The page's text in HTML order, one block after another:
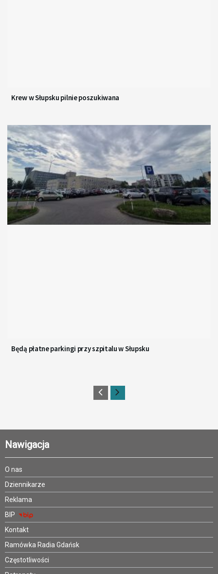
Krew w Słupsku pilnie poszukiwana
Będą płatne parkingi przy szpitalu w Słupsku
Nawigacja
O nas
Dziennikarze
Reklama
BIP
Kontakt
Ramówka Radia Gdańsk
Częstotliwości